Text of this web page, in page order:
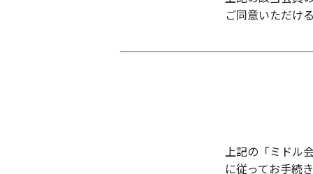
ご同意いただけ
上記の「ミドル
に従ってお手続